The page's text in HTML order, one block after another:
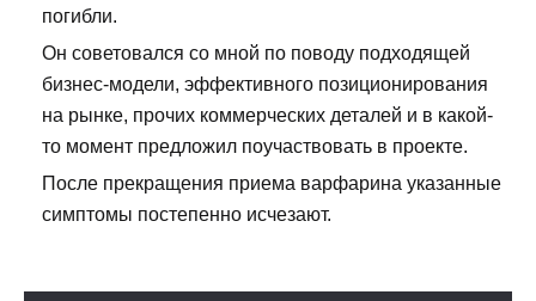
погибли.
Он советовался со мной по поводу подходящей
бизнес-модели, эффективного позиционирования
на рынке, прочих коммерческих деталей и в какой-
то момент предложил поучаствовать в проекте.
После прекращения приема варфарина указанные
симптомы постепенно исчезают.